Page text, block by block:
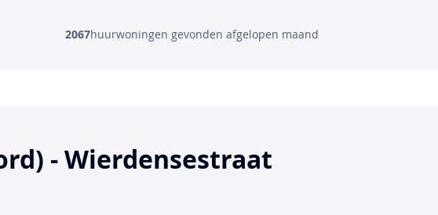
2067huurwoningen gevonden afgelopen maand
- Wierdensestraat